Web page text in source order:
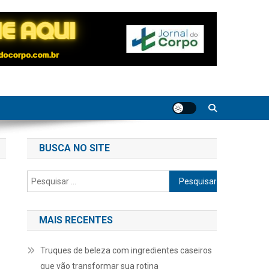
BUSCA NO SITE
Pesquisar
por:
MAIS RECENTES
Truques de beleza com ingredientes caseiros
que vão transformar sua rotina